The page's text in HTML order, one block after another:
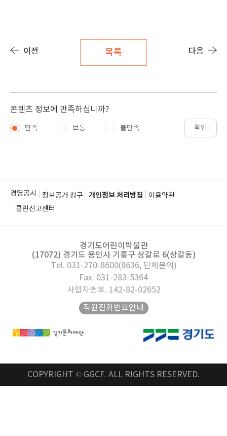
이전 목록 다음
콘텐츠 정보에 만족하십니까?
만족 보통 불만족 확인
경영공시 정보공개 청구 개인정보 처리방침
이용약관
클린신고센터
경기도어린이박물관
(17072) 경기도 용인시 기흥구 상갈로 6(상갈동)
Tel. 031-270-8600(8636, 단체문의)
Fax. 031-283-5364
사업자번호. 142-82-02652
직원전화번호안내
COPYRIGHT © GGCF. ALL RIGHTS RESERVED.